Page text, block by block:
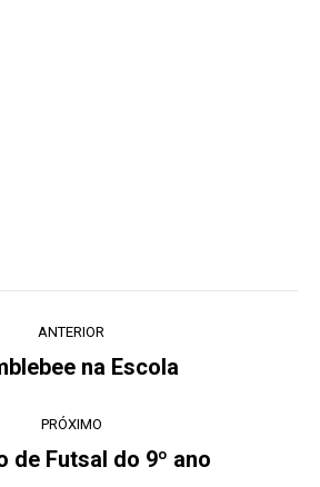
ANTERIOR
Post
na Escola
PRÓXIMO
Próximo
de Futsal do 9º ano